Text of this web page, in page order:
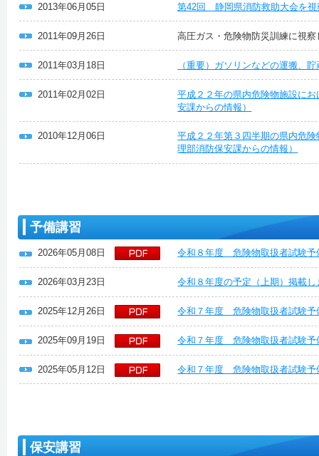
2013年06月05日 第42回 静岡県消防救助大会を視
2011年09月26日 高圧ガス・危険物防災訓練に視察
2011年03月18日 （重要）ガソリンなどの運搬、
2011年02月02日
平成２２年の県内危険物施設に
安課からの情報）
2010年12月06日
平成２２年第３四半期の県内危
理部消防保安課からの情報）
予備講習
2026年05月08日 令和８年度 危険物取扱者試験
2026年03月23日 令和８年度の予定（上期）掲載し
2025年12月26日 令和７年度 危険物取扱者試験
2025年09月19日 令和７年度 危険物取扱者試験
2025年05月12日 令和７年度 危険物取扱者試験
保安講習